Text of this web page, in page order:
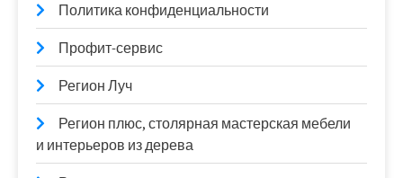
Политика конфиденциальности
Профит-сервис
Регион Луч
Регион плюс, столярная мастерская мебели
и интерьеров из дерева